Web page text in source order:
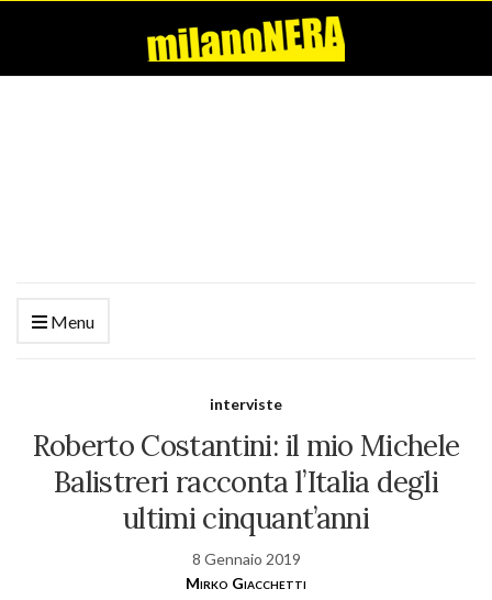
Menu
interviste
Roberto Costantini: il mio Michele
Balistreri racconta l’Italia degli
ultimi cinquant’anni
8 Gennaio 2019
Mirko Giacchetti